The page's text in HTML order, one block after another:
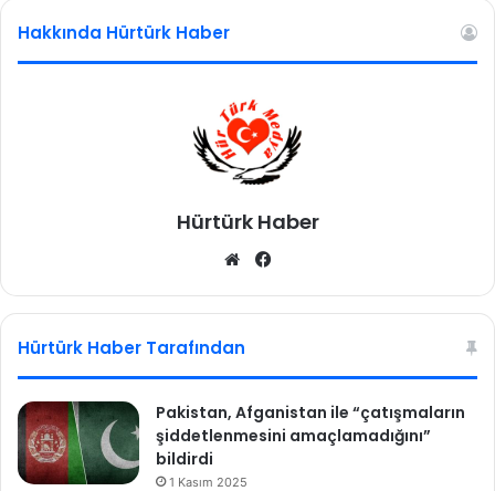
m
ç
y
r
e
k
v
e
Hakkında Hürtürk Haber
Hürtürk Haber
We
sit bo
Hürtürk Haber Tarafından
Pakistan, Afganistan ile “çatışmaların
şiddetlenmesini amaçlamadığını”
bildirdi
1 Kasım 2025